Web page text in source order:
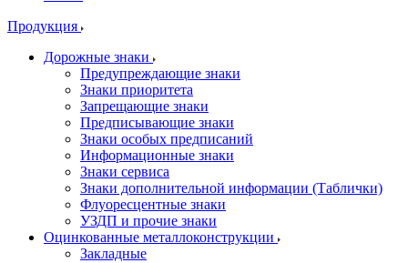
Продукция
Дорожные знаки
Предупреждающие знаки
Знаки приоритета
Запрещающие знаки
Предписывающие знаки
Знаки особых предписаний
Информационные знаки
Знаки сервиса
Знаки дополнительной информации (Таблички)
Флуоресцентные знаки
УЗДП и прочие знаки
Оцинкованные металлоконструкции
Закладные